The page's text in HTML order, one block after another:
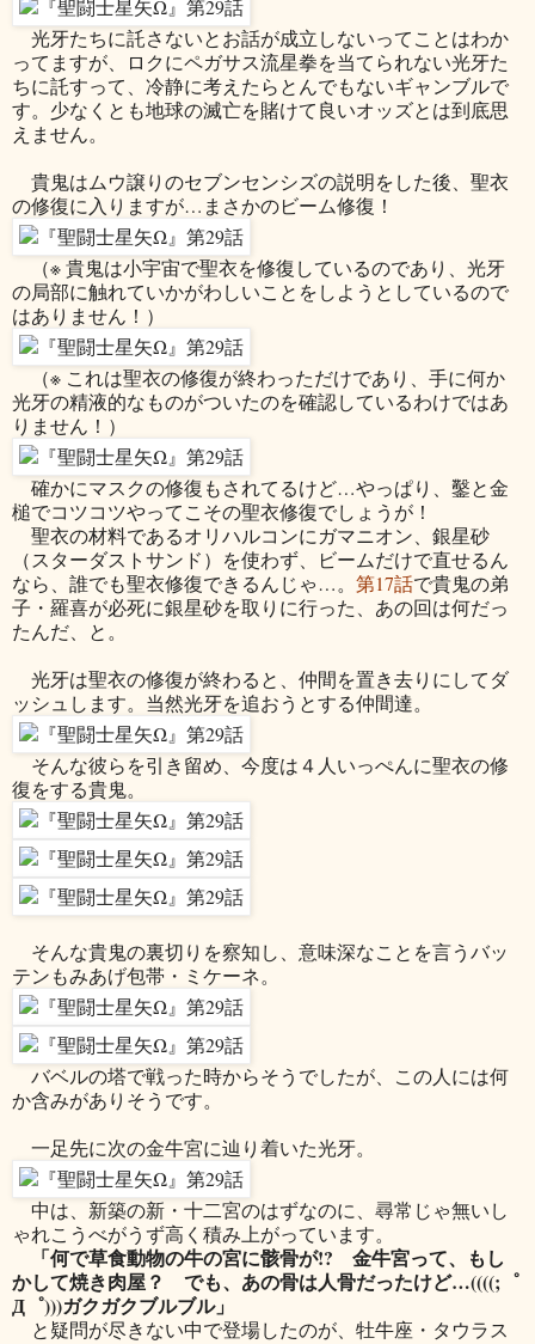
光牙たちに託さないとお話が成立しないってことはわか
ってますが、ロクにペガサス流星拳を当てられない光牙た
ちに託すって、冷静に考えたらとんでもないギャンブルで
す。少なくとも地球の滅亡を賭けて良いオッズとは到底思
えません。
貴鬼はムウ譲りのセブンセンシズの説明をした後、聖衣
の修復に入りますが…まさかのビーム修復！
（※ 貴鬼は小宇宙で聖衣を修復しているのであり、光牙
の局部に触れていかがわしいことをしようとしているので
はありません！）
（※ これは聖衣の修復が終わっただけであり、手に何か
光牙の精液的なものがついたのを確認しているわけではあ
りません！）
確かにマスクの修復もされてるけど…やっぱり、鑿と金
槌でコツコツやってこその聖衣修復でしょうが！
聖衣の材料であるオリハルコンにガマニオン、銀星砂
（スターダストサンド）を使わず、ビームだけで直せるん
なら、誰でも聖衣修復できるんじゃ…。 第17話で貴鬼の弟
子・羅喜が必死に銀星砂を取りに行った、あの回は何だっ
たんだ、と。
光牙は聖衣の修復が終わると、仲間を置き去りにしてダ
ッシュします。当然光牙を追おうとする仲間達。
そんな彼らを引き留め、今度は４人いっぺんに聖衣の修
復をする貴鬼。
そんな貴鬼の裏切りを察知し、意味深なことを言うバッ
テンもみあげ包帯・ミケーネ。
バベルの塔で戦った時からそうでしたが、この人には何
か含みがありそうです。
一足先に次の金牛宮に辿り着いた光牙。
中は、新築の新・十二宮のはずなのに、尋常じゃ無いし
ゃれこうべがうず高く積み上がっています。
「何で草食動物の牛の宮に骸骨が!? 金牛宮って、もし
かして焼き肉屋？ でも、あの骨は人骨だったけど…((((;゜
Д゜)))ガクガクブルブル」
と疑問が尽きない中で登場したのが、牡牛座・タウラス